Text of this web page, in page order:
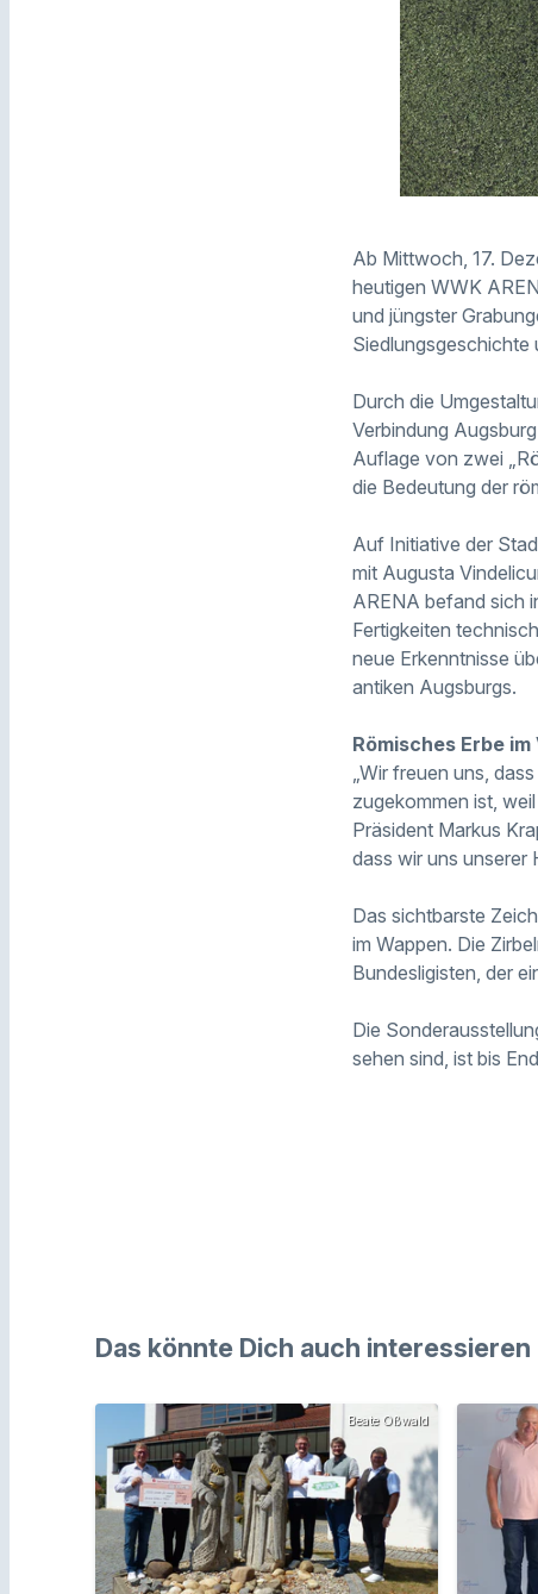
Ab Mittwoch, 17.
heutigen WWK
und jüngster
Siedlungsgeschichte
Durch die
Verbindung
Auflage von zwei
die Bedeutung der
Auf Initiative der
mit Augusta
ARENA befand sich
Fertigkeiten
neue Erkenntnisse
antiken Augsburgs.
Römisches Erbe
„Wir freuen uns,
zugekommen ist,
Präsident Markus
dass wir uns unserer
Das sichtbarste
im Wappen. Die
Bundesligisten, der
Die
sehen sind, ist bis
Das könnte Dich auch interessieren
Beate Oßwald